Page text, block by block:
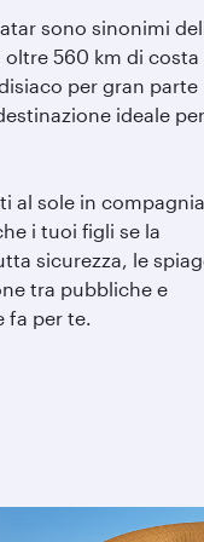
sono sinonimi
oltre 560 km di costa
per gran parte
ideale
al sole in
i tuoi figli se la
sicurezza, le
tra pubbliche e
fa per te.